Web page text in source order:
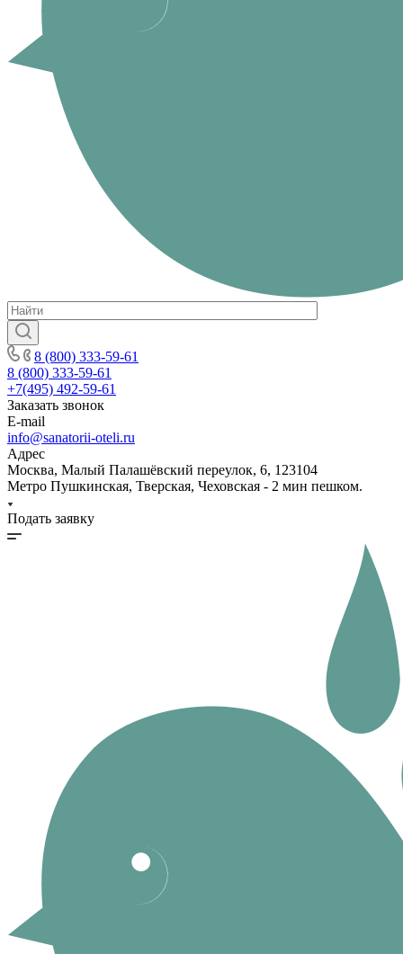
8 (800) 333-59-61
8 (800) 333-59-61
+7(495) 492-59-61
Заказать звонок
E-mail
info@sanatorii-oteli.ru
Адрес
Москва, Малый Палашёвский переулок, 6, 123104
Метро Пушкинская, Тверская, Чеховская - 2 мин пешком.
Подать заявку